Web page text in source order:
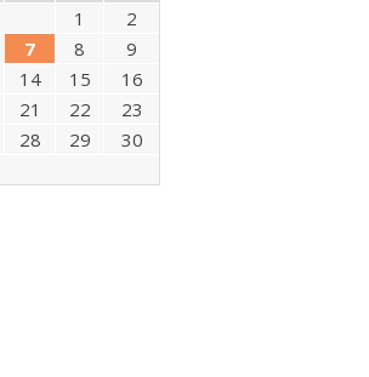
1
2
7 8
9
14 15
16
21 22
23
28 29
30